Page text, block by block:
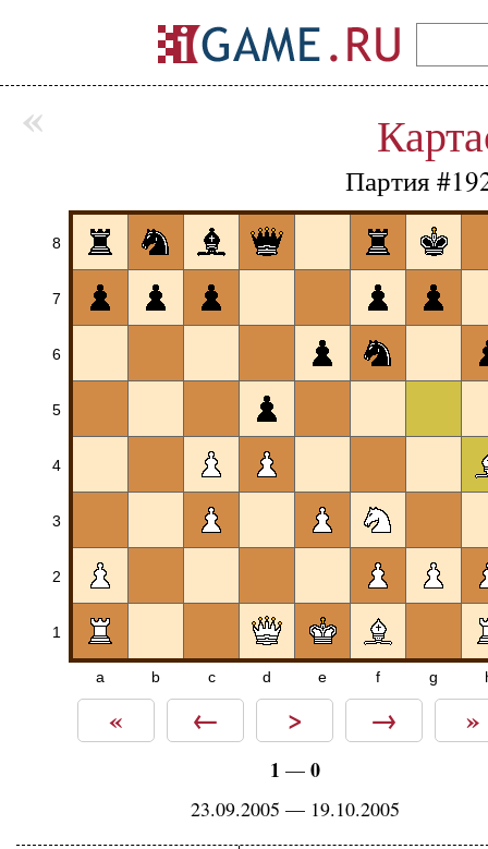
Партия
8
7
6
5
4
3
2
1
a b c d e f g
« ← > → »
1 — 0
23.09.2005 — 19.10.2005
«